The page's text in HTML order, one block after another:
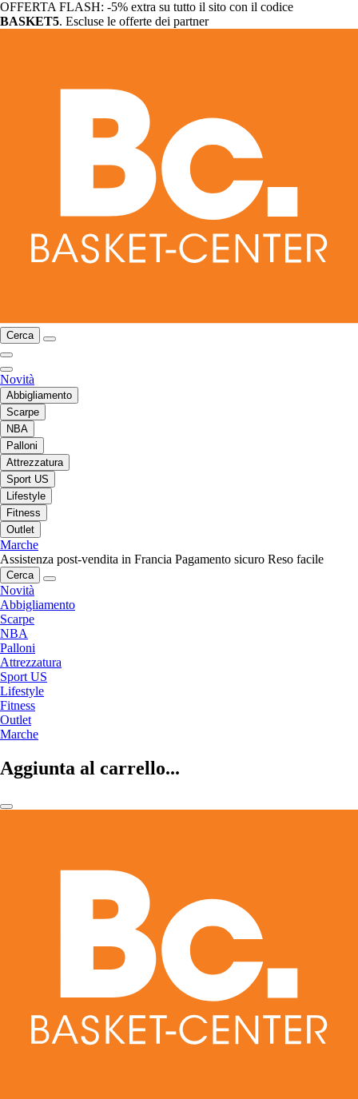
OFFERTA FLASH: -5% extra su tutto il sito con il codice
BASKET5. Escluse le offerte dei partner
Cerca
Novità
Abbigliamento
Scarpe
NBA
Palloni
Attrezzatura
Sport US
Lifestyle
Fitness
Outlet
Marche
Assistenza post-vendita in Francia Pagamento sicuro Reso facile
Cerca
Novità
Abbigliamento
Scarpe
NBA
Palloni
Attrezzatura
Sport US
Lifestyle
Fitness
Outlet
Marche
Aggiunta al carrello...